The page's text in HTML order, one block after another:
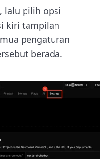
lalu pilih opsi
kiri tampilan
pengaturan
berada.